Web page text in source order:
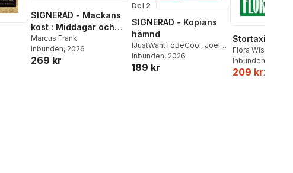
SIGNERAD - Mackans
kost : Middagar och
matlådor
Marcus Frank
Inbunden, 2026
269 kr
Del 2
SIGNERAD - Kopians
hämnd
IJustWantToBeCool, Joel
Adolphson,Emil Ejdemo
Beer ,Victor Beer
Inbunden, 2026
189 kr
Stortaxi
Flora Wiström
Inbunden
209 kr259 kr